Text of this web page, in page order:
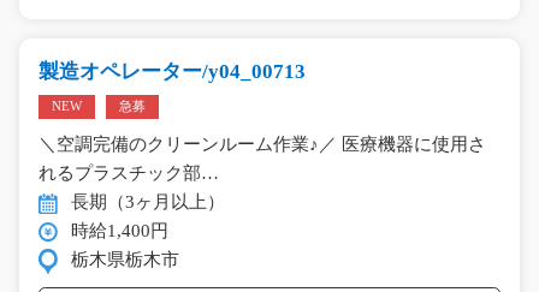
製造オペレーター/y04_00713
NEW 急募
＼空調完備のクリーンルーム作業♪／ 医療機器に使用さ
れるプラスチック部…
長期（3ヶ月以上）
時給1,400円
栃木県栃木市